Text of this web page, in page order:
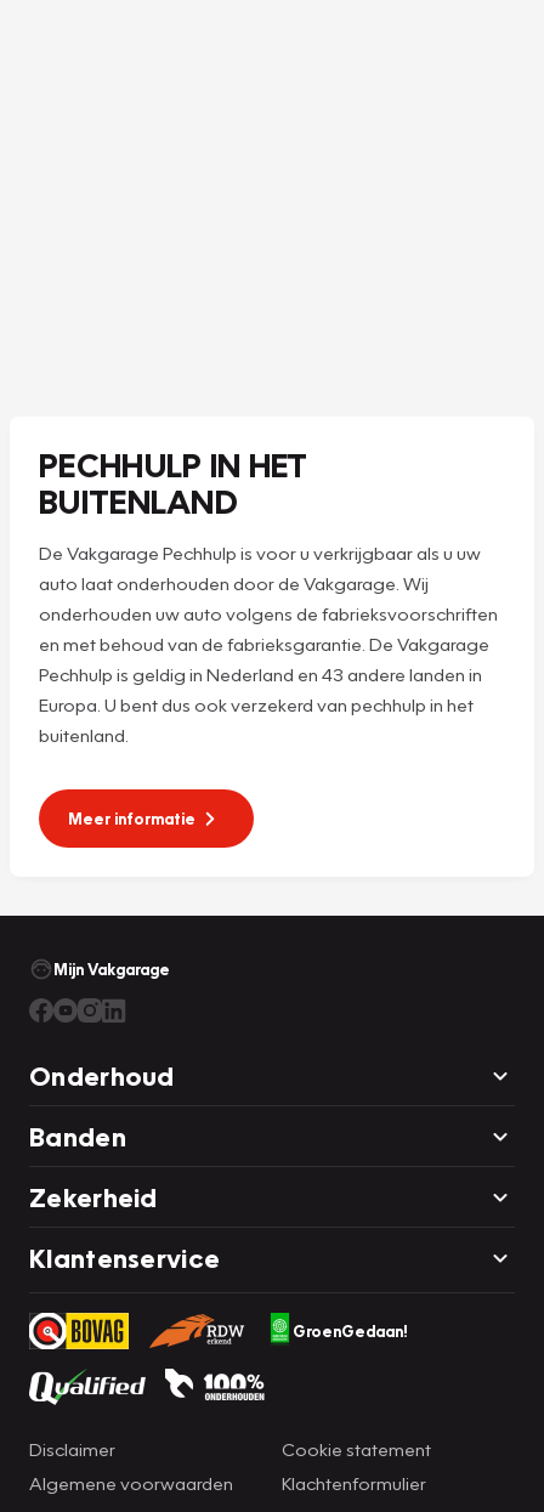
PECHHULP IN HET
BUITENLAND
De Vakgarage Pechhulp is voor u verkrijgbaar als u uw
auto laat onderhouden door de Vakgarage. Wij
onderhouden uw auto volgens de fabrieksvoorschriften
en met behoud van de fabrieksgarantie. De Vakgarage
Pechhulp is geldig in Nederland en 43 andere landen in
Europa. U bent dus ook verzekerd van pechhulp in het
buitenland.
Meer informatie
Mijn Vakgarage
Onderhoud
Banden
Zekerheid
Klantenservice
GroenGedaan!
Disclaimer
Algemene voorwaarden
Cookie statement
Klachtenformulier